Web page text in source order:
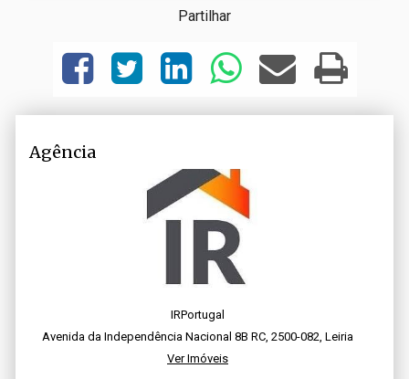
Partilhar
Agência
IRPortugal
Avenida da Independência Nacional 8B RC, 2500-082, Leiria
Ver Imóveis